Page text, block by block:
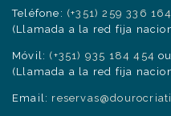
Teléfone: (+351) 259 336 164
(Llamada a la red fija
Móvil: (+351) 935 184 454 ou
(Llamada a la red fija
Email: